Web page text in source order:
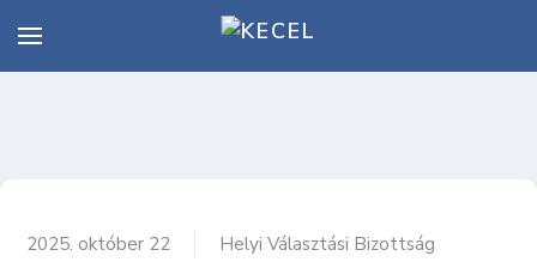
2025. október 22 Helyi Választási Bizottság